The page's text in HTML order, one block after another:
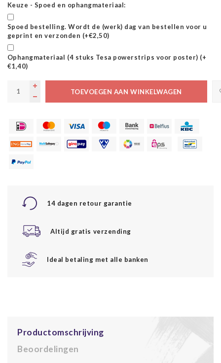
Keuze - Spoed en ophangmateriaal:
Spoed bestelling. Wordt de (werk) dag van bestellen voor u
geprint en verzonden (+€2,50)
Ophangmateriaal (4 stuks Tesa powerstrips voor poster) (+
€1,40)
TOEVOEGEN AAN WINKELWAGEN
14 dagen retour garantie
Altijd gratis verzending
Ideal betaling met alle banken
Productomschrijving
Beoordelingen